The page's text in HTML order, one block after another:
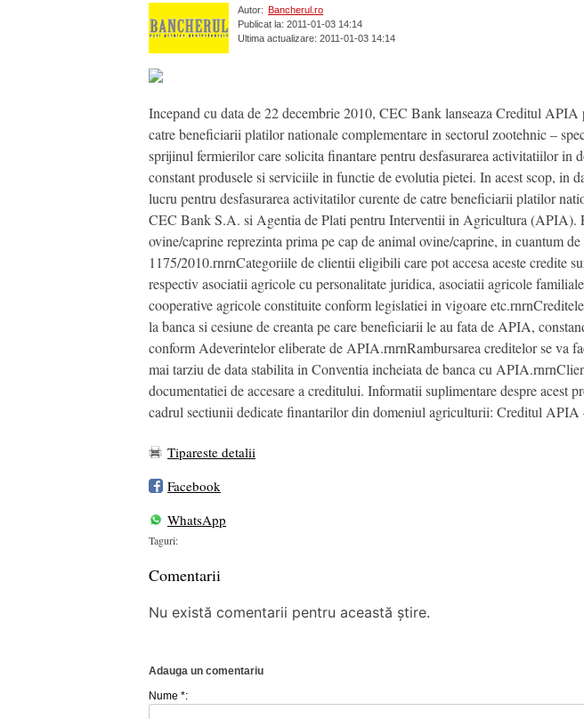
Autor:
Bancherul.ro
Publicat la: 2011-01-03 14:14
Ultima actualizare: 2011-01-03 14:14
Incepand cu data de 22 decembrie 2010, CEC Bank lanseaza Creditul
catre beneficiarii platilor nationale complementare in sectorul zootehnic –
sprijinul fermierilor care solicita finantare pentru desfasurarea activitatiilor in
constant produsele si serviciile in functie de evolutia pietei. In acest scop, in
lucru pentru desfasurarea activitatilor curente de catre beneficiarii platilor
CEC Bank S.A. si Agentia de Plati pentru Interventii in Agricultura (APIA).
ovine/caprine reprezinta prima pe cap de animal ovine/caprine, in cuantum
1175/2010.rnrnCategoriile de clientii eligibili care pot accesa aceste credite
respectiv asociatii agricole cu personalitate juridica, asociatii agricole
cooperative agricole constituite conform legislatiei in vigoare
la banca si cesiune de creanta pe care beneficiarii le au fata de APIA,
conform Adeverintelor eliberate de APIA.rnrnRambursarea creditelor se
mai tarziu de data stabilita in Conventia incheiata de banca cu
documentatiei de accesare a creditului. Informatii suplimentare despre
cadrul sectiunii dedicate finantarilor din domeniul agriculturii: Creditul APIA
Tipareste detalii
Facebook
WhatsApp
Taguri:
Comentarii
Nu există comentarii pentru această știre.
Adauga un comentariu
Nume *: